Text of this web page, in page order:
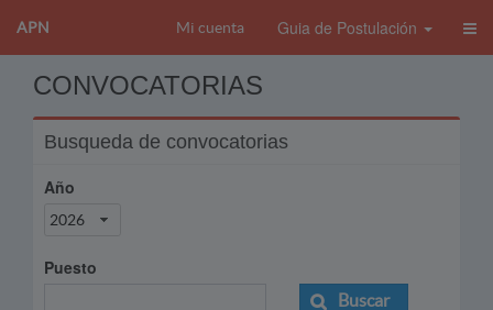
APN Mi cuenta Guia de Postulación
CONVOCATORIAS
Busqueda de convocatorias
Año
2026
Puesto
Buscar